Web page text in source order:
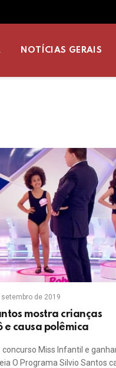
NOTÍCIAS GERAIS
setembro de 2019
mostra crianças
causa polêmica
Miss Infantil e
O Programa Silvio Santos